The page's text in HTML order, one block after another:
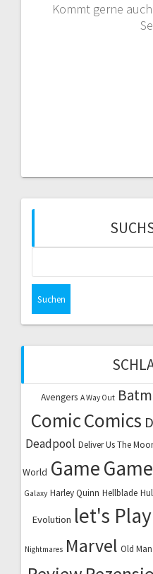
Kommt gerne
Avengers A Way Out
ComicComics
Deadpool Deliver Us The
World Game
Galaxy Harley Quinn Hellblade
Evolution let's Play
Nightmares Marvel Old